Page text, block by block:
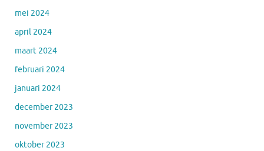
mei 2024
april 2024
maart 2024
februari 2024
januari 2024
december 2023
november 2023
oktober 2023